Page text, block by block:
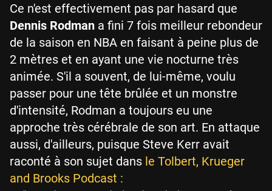
Ce n'est effectivement pas par hasard que
Dennis Rodman a fini 7 fois meilleur rebondeur
de la saison en NBA en faisant à peine plus de
2 mètres et en ayant une vie nocturne très
animée. S'il a souvent, de lui-même, voulu
passer pour une tête brûlée et un monstre
d'intensité, Rodman a toujours eu une
approche très cérébrale de son art. En attaque
aussi, d'ailleurs, puisque Steve Kerr avait
raconté à son sujet dans le Tolbert, Krueger
and Brooks Podcast :